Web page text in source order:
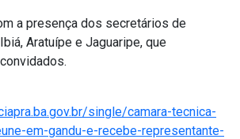
a presença dos secretários de
Aratuípe e Jaguaripe, que
single/camara-tecnica-
em-gandu-e-recebe-representante-